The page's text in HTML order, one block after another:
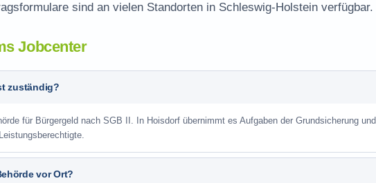
sind an vielen Standorten in Schleswig-Holstein verfügbar.
Jobcenter
zuständig?
für Bürgergeld nach SGB II. In Hoisdorf übernimmt es Aufgaben der Grundsicherung und
vor Ort?